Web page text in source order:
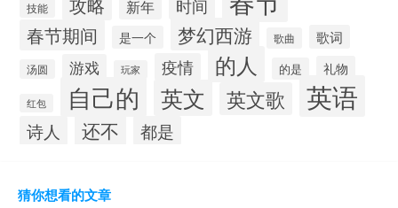
技能 新年 时间
春节期间 是一个 梦幻西游 歌曲 歌词
汤圆 游戏 玩家 疫情 的人 的是 礼物
红包 自己的 英文 英文歌 英语
诗人 还不 都是
猜你想看的文章